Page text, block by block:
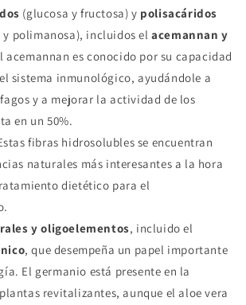
(glucosa y fructosa) y polisacáridos
y polimanosa), incluidos elacemannan y
acemannan es conocido por su capacidad
sistema inmunológico, ayudándole a
y a mejorar la actividad de los
en un 50%.
fibras hidrosolubles se encuentran
naturales más interesantes a la hora
dietético para el
y oligoelementos, incluido el
, que desempeña un papel importante
El germanio está presente en la
revitalizantes, aunque el aloe vera